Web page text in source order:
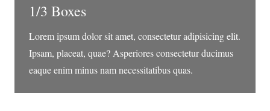
1/3 Boxes
Lorem ipsum dolor sit amet, consectetur adipisicing elit.
Ipsam, placeat, quae? Asperiores consectetur ducimus
eaque enim minus nam necessitatibus quas.